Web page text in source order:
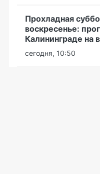
Прохладная
воскресенье:
Калининграде на
сегодня, 10:50